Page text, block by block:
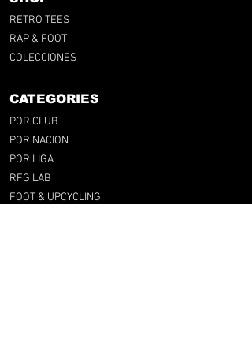
RETRO TEES
RAP & FOOT
COLECCIONES
CATEGORIES
POR CLUB
POR NACION
POR LIGA
RFG LAB
FOOT & UPCYCLING